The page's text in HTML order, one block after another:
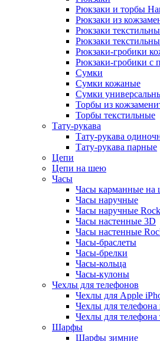
Рюкзаки и торбы
Рюкзаки из
Рюкзаки
Рюкзаки
Рюкзаки-гробики
Рюкзаки-гробики с
Сумки
Сумки кожаные
Сумки
Торбы из
Торбы текстильные
Тату-рукава
Тату-рукава
Тату-рукава парные
Цепи
Цепи на шею
Часы
Часы карманные на
Часы наручные
Часы наручные
Часы настенные 3D
Часы настенные
Часы-браслеты
Часы-брелки
Часы-кольца
Часы-кулоны
Чехлы для телефонов
Чехлы для Apple
Чехлы для
Чехлы для телефона
Шарфы
Шарфы зимние